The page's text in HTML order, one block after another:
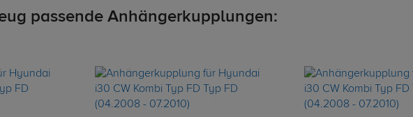
passende Anhängerkupplungen: